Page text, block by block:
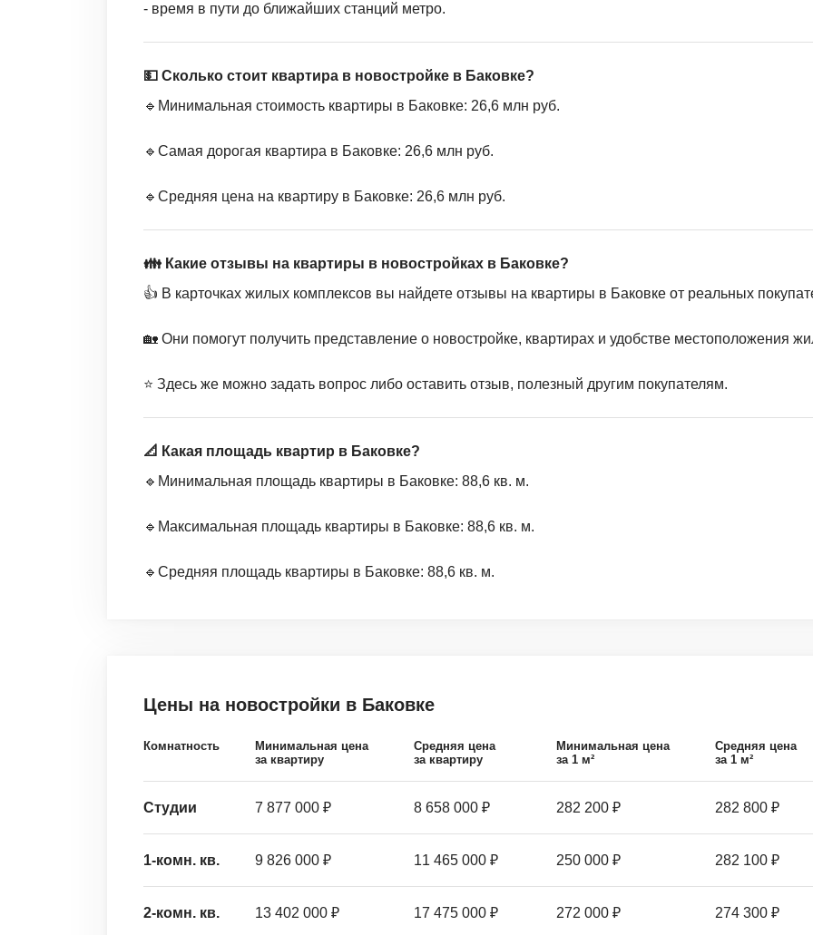
- время в пути до ближайших станций метро.
💵 Сколько стоит квартира в новостройке в Баковке?
🔹Минимальная стоимость квартиры в Баковке: 26,6 млн руб.
🔹Самая дорогая квартира в Баковке: 26,6 млн руб.
🔹Средняя цена на квартиру в Баковке: 26,6 млн руб.
👪 Какие отзывы на квартиры в новостройках в Баковке?
👍 В карточках жилых комплексов вы найдете отзывы на квартиры в Баковке от реальных
🏡 Они помогут получить представление о новостройке, квартирах и удобстве местоположения
⭐️ Здесь же можно задать вопрос либо оставить отзыв, полезный другим покупателям.
📐 Какая площадь квартир в Баковке?
🔹Минимальная площадь квартиры в Баковке: 88,6 кв. м.
🔹Максимальная площадь квартиры в Баковке: 88,6 кв. м.
🔹Средняя площадь квартиры в Баковке: 88,6 кв. м.
Цены на новостройки в Баковке
Комнатность
Минимальная цена
за квартиру
Средняя цена
за квартиру
Минимальная цена
за 1 м²
Средняя цена
за 1 м²
Студии 7 877 000 ₽ 8 658 000 ₽ 282 200 ₽ 282 800 ₽
1-комн. кв. 9 826 000 ₽ 11 465 000 ₽ 250 000 ₽ 282 100 ₽
2-комн. кв. 13 402 000 ₽ 17 475 000 ₽ 272 000 ₽ 274 300 ₽